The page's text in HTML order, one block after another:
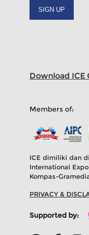
SIGN UP
Download ICE
Members of:
ICE dimiliki dan
International
Kompas-
PRIVACY &
Supported by: